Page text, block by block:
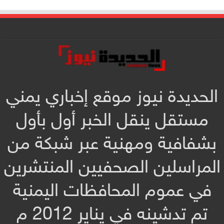
الحديدة نيوز موقع إخباري يمني
مستقل ينقل الخبر أول بأول
بشفافية ومهنية عبر شبكة من
المراسلين الصحفيين المنتشرين
في عموم المحافظات اليمنية
تم تدشينه في يناير 2012 م